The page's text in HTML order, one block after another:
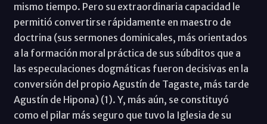
mismo tiempo. Pero su extraordinaria capacidad le
permitió convertirse rápidamente en maestro de
doctrina (sus sermones dominicales, más orientados
a la formación moral práctica de sus súbditos que a
las especulaciones dogmáticas fueron decisivas en la
conversión del propio Agustín de Tagaste, más tarde
Agustín de Hipona) (1). Y, más aún, se constituyó
como el pilar más seguro que tuvo la Iglesia de su